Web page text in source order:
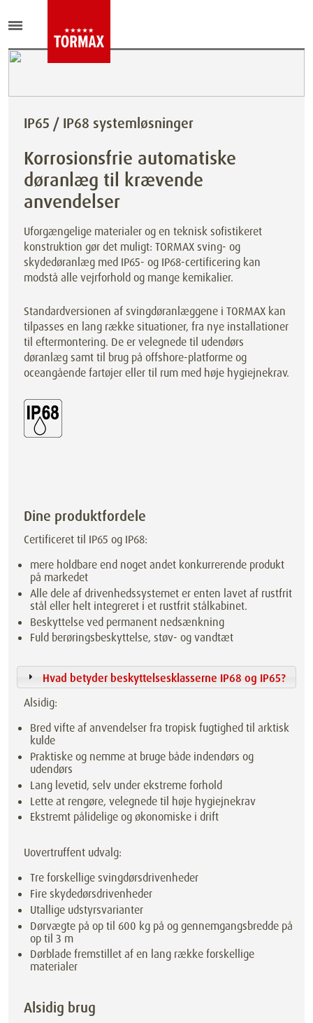
IP65 / IP68 systemløsninger
Korrosionsfrie automatiske
døranlæg til krævende
anvendelser
Uforgængelige materialer og en teknisk sofistikeret
konstruktion gør det muligt: TORMAX sving- og
skydedøranlæg med IP65- og IP68-certificering kan
modstå alle vejrforhold og mange kemikalier.
Standardversionen af svingdøranlæggene i TORMAX kan
tilpasses en lang række situationer, fra nye installationer
til eftermontering. De er velegnede til udendørs
døranlæg samt til brug på offshore-platforme og
oceangående fartøjer eller til rum med høje hygiejnekrav.
Dine produktfordele
Certificeret til IP65 og IP68:
mere holdbare end noget andet konkurrerende produkt
på markedet
Alle dele af drivenhedssystemet er enten lavet af rustfrit
stål eller helt integreret i et rustfrit stålkabinet.
Beskyttelse ved permanent nedsænkning
Fuld berøringsbeskyttelse, støv- og vandtæt
Hvad betyder beskyttelsesklasserne IP68 og IP65?
Alsidig:
Bred vifte af anvendelser fra tropisk fugtighed til arktisk
kulde
Praktiske og nemme at bruge både indendørs og
udendørs
Lang levetid, selv under ekstreme forhold
Lette at rengøre, velegnede til høje hygiejnekrav
Ekstremt pålidelige og økonomiske i drift
Uovertruffent udvalg:
Tre forskellige svingdørsdrivenheder
Fire skydedørsdrivenheder
Utallige udstyrsvarianter
Dørvægte på op til 600 kg på og gennemgangsbredde på
op til 3 m
Dørblade fremstillet af en lang række forskellige
materialer
Alsidig brug